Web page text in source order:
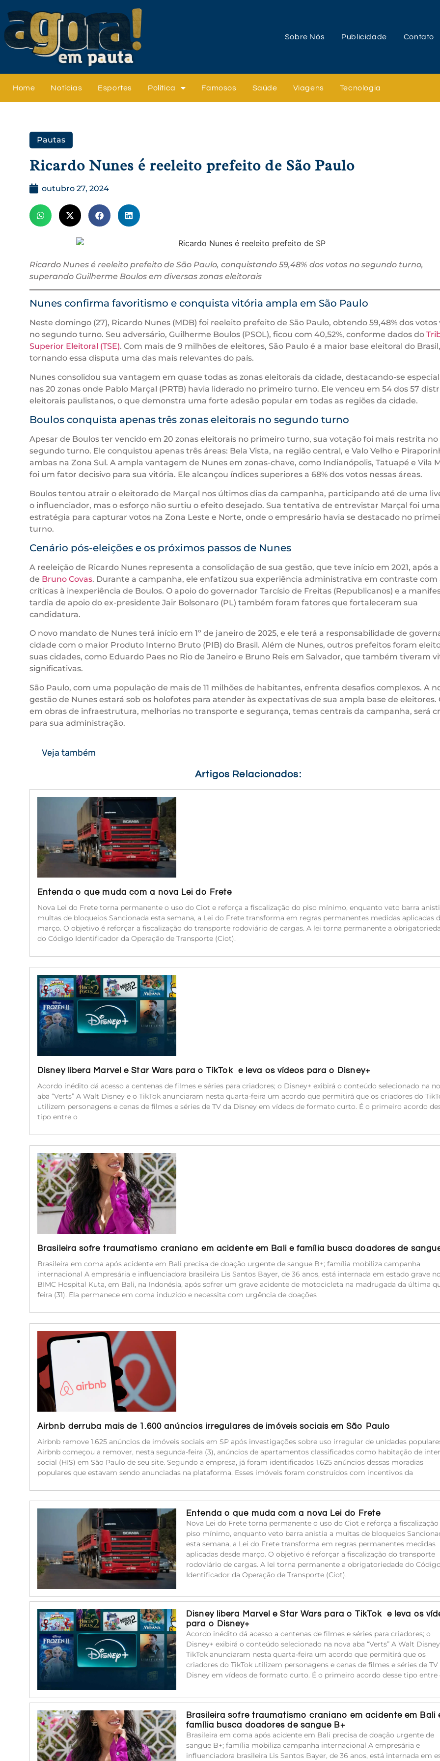
Sobre Nós Publicidade Contato
Home Notícias Esportes Política Famosos Saúde Viagens Tecnologia
Pautas
Ricardo Nunes é reeleito prefeito de São Paulo
outubro 27, 2024
Ricardo Nunes é reeleito prefeito de São Paulo, conquistando 59,48% dos votos no segundo turno,
superando Guilherme Boulos em diversas zonas eleitorais
Nunes confirma favoritismo e conquista vitória ampla em São Paulo
Neste domingo (27), Ricardo Nunes (MDB) foi reeleito prefeito de São Paulo, obtendo 59,48% dos votos
no segundo turno. Seu adversário, Guilherme Boulos (PSOL), ficou com 40,52%, conforme dados do
Superior Eleitoral (TSE). Com mais de 9 milhões de eleitores, São Paulo é a maior base eleitoral do Brasil,
tornando essa disputa uma das mais relevantes do país.
Nunes consolidou sua vantagem em quase todas as zonas eleitorais da cidade, destacando-se
nas 20 zonas onde Pablo Marçal (PRTB) havia liderado no primeiro turno. Ele venceu em 54 dos 57
eleitorais paulistanos, o que demonstra uma forte adesão popular em todas as regiões da cidade.
Boulos conquista apenas três zonas eleitorais no segundo turno
Apesar de Boulos ter vencido em 20 zonas eleitorais no primeiro turno, sua votação foi mais restrita no
segundo turno. Ele conquistou apenas três áreas: Bela Vista, na região central, e Valo Velho e
ambas na Zona Sul. A ampla vantagem de Nunes em zonas-chave, como Indianópolis, Tatuapé e Vila
foi um fator decisivo para sua vitória. Ele alcançou índices superiores a 68% dos votos nessas áreas.
Boulos tentou atrair o eleitorado de Marçal nos últimos dias da campanha, participando até de uma
o influenciador, mas o esforço não surtiu o efeito desejado. Sua tentativa de entrevistar Marçal foi uma
estratégia para capturar votos na Zona Leste e Norte, onde o empresário havia se destacado no
turno.
Cenário pós-eleições e os próximos passos de Nunes
A reeleição de Ricardo Nunes representa a consolidação de sua gestão, que teve início em 2021, após
de Bruno Covas. Durante a campanha, ele enfatizou sua experiência administrativa em contraste com
críticas à inexperiência de Boulos. O apoio do governador Tarcísio de Freitas (Republicanos) e a
tardia de apoio do ex-presidente Jair Bolsonaro (PL) também foram fatores que fortaleceram sua
candidatura.
O novo mandato de Nunes terá início em 1º de janeiro de 2025, e ele terá a responsabilidade de
cidade com o maior Produto Interno Bruto (PIB) do Brasil. Além de Nunes, outros prefeitos foram
suas cidades, como Eduardo Paes no Rio de Janeiro e Bruno Reis em Salvador, que também tiveram
significativas.
São Paulo, com uma população de mais de 11 milhões de habitantes, enfrenta desafios complexos. A
gestão de Nunes estará sob os holofotes para atender às expectativas de sua ampla base de eleitores.
em obras de infraestrutura, melhorias no transporte e segurança, temas centrais da campanha, será
para sua administração.
Veja também
Artigos Relacionados:
Entenda o que muda com a nova Lei do Frete
Nova Lei do Frete torna permanente o uso do Ciot e reforça a fiscalização do piso mínimo, enquanto veto barra
multas de bloqueios Sancionada esta semana, a Lei do Frete transforma em regras permanentes medidas aplicadas
março. O objetivo é reforçar a fiscalização do transporte rodoviário de cargas. A lei torna permanente a
do Código Identificador da Operação de Transporte (Ciot).
Disney libera Marvel e Star Wars para o TikTok e leva os vídeos para o Disney+
Acordo inédito dá acesso a centenas de filmes e séries para criadores; o Disney+ exibirá o conteúdo selecionado na
aba “Verts” A Walt Disney e o TikTok anunciaram nesta quarta-feira um acordo que permitirá que os criadores do
utilizem personagens e cenas de filmes e séries de TV da Disney em vídeos de formato curto. É o primeiro acordo
tipo entre o
Brasileira sofre traumatismo craniano em acidente em Bali e família busca doadores de
Brasileira em coma após acidente em Bali precisa de doação urgente de sangue B+; família mobiliza campanha
internacional A empresária e influenciadora brasileira Lis Santos Bayer, de 36 anos, está internada em estado grave no
BIMC Hospital Kuta, em Bali, na Indonésia, após sofrer um grave acidente de motocicleta na madrugada da última
feira (31). Ela permanece em coma induzido e necessita com urgência de doações
Airbnb derruba mais de 1.600 anúncios irregulares de imóveis sociais em São Paulo
Airbnb remove 1.625 anúncios de imóveis sociais em SP após investigações sobre uso irregular de unidades
Airbnb começou a remover, nesta segunda-feira (3), anúncios de apartamentos classificados como habitação de
social (HIS) em São Paulo de seu site. Segundo a empresa, já foram identificados 1.625 anúncios dessas moradias
populares que estavam sendo anunciadas na plataforma. Esses imóveis foram construídos com incentivos da
Entenda o que muda com a nova Lei do Frete
Nova Lei do Frete torna permanente o uso do Ciot e reforça a fiscalização
piso mínimo, enquanto veto barra anistia a multas de bloqueios
esta semana, a Lei do Frete transforma em regras permanentes medidas
aplicadas desde março. O objetivo é reforçar a fiscalização do transporte
rodoviário de cargas. A lei torna permanente a obrigatoriedade do Código
Identificador da Operação de Transporte (Ciot).
Disney libera Marvel e Star Wars para o TikTok e leva os
para o Disney+
Acordo inédito dá acesso a centenas de filmes e séries para criadores; o
Disney+ exibirá o conteúdo selecionado na nova aba “Verts” A Walt
TikTok anunciaram nesta quarta-feira um acordo que permitirá que os
criadores do TikTok utilizem personagens e cenas de filmes e séries de TV
Disney em vídeos de formato curto. É o primeiro acordo desse tipo entre
Brasileira sofre traumatismo craniano em acidente em Bali
família busca doadores de sangue B+
Brasileira em coma após acidente em Bali precisa de doação urgente de
sangue B+; família mobiliza campanha internacional A empresária e
influenciadora brasileira Lis Santos Bayer, de 36 anos, está internada em